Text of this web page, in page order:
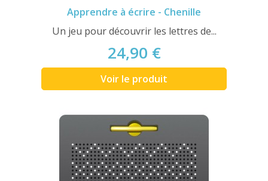
Apprendre à écrire - Chenille
Un jeu pour découvrir les lettres de...
24,90 €
Voir le produit